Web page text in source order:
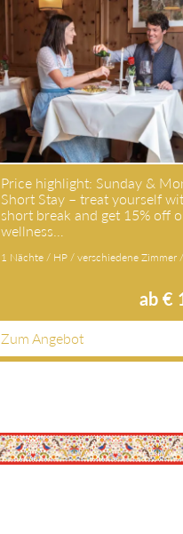
Price highlight: Sunday &
Short Stay – treat yourself
short break and get 15% off
wellness…
1 Nächte / HP / verschiedene Zimmer /
ab €
Zum Angebot